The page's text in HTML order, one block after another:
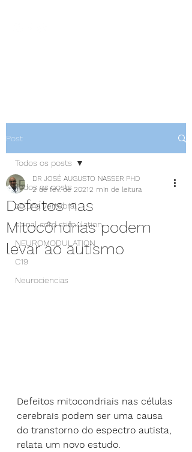
Post
Todos os posts
coluna vertebral
spinal cord stimulation
NEUROMODULATION
C19
Neurociencias
Todos os posts
Defeitos nas
Mitocôndrias podem
levar ao autismo
DR JOSÉ AUGUSTO NASSER PHD
2 de fev. de 20212 min de leitura
Defeitos mitocondriais nas células
cerebrais podem ser uma causa
do transtorno do espectro autista,
relata um novo estudo.